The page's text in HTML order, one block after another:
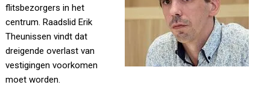
flitsbezorgers in het
centrum. Raadslid Erik
Theunissen vindt dat
dreigende overlast van
vestigingen voorkomen
moet worden.